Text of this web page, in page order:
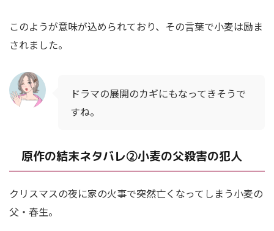
このようが意味が込められており、その言葉で小麦は励ま
されました。
ドラマの展開のカギにもなってきそうで
すね。
原作の結末ネタバレ②小麦の父殺害の犯人
クリスマスの夜に家の火事で突然亡くなってしまう小麦の
父・春生。